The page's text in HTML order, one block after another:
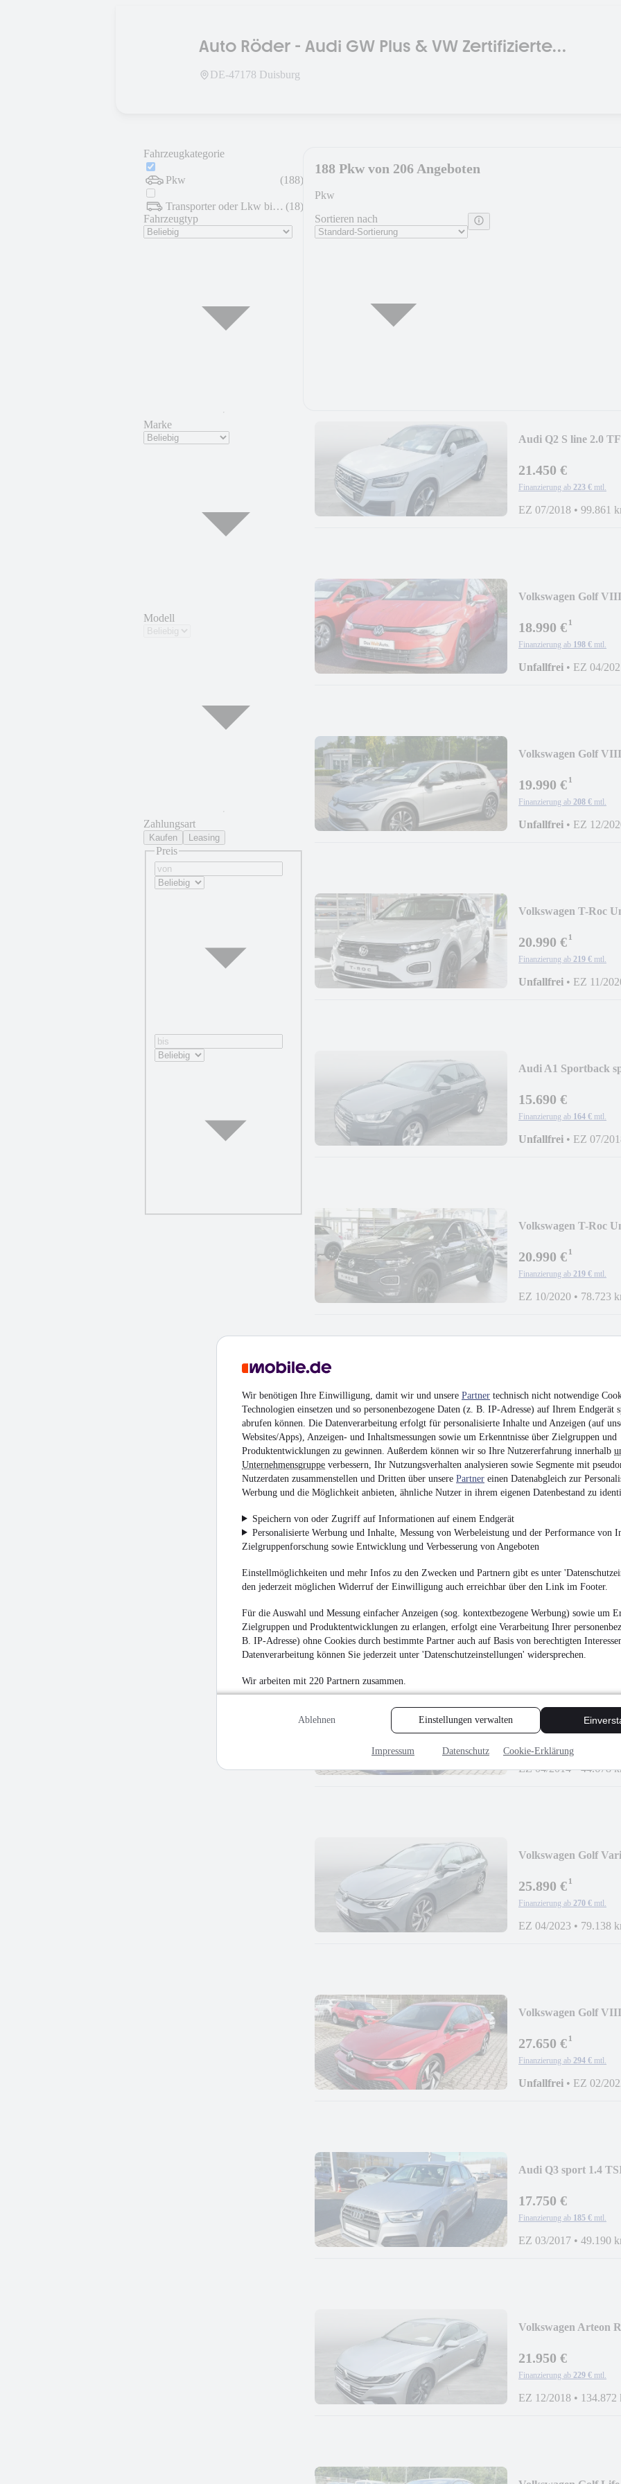
Wir benötigen Ihre Einwilligung, damit wir und unsere Partner technisch nicht notwendige
Technologien einsetzen und so personenbezogene Daten (z. B. IP-Adresse) auf Ihrem Endgerät
abrufen können. Die Datenverarbeitung erfolgt für personalisierte Inhalte und Anzeigen (auf
Websites/Apps), Anzeigen- und Inhaltsmessungen sowie um Erkenntnisse über Zielgruppen und
Produktentwicklungen zu gewinnen. Außerdem können wir so Ihre Nutzererfahrung innerhalb
Unternehmensgruppe verbessern, Ihr Nutzungsverhalten analysieren sowie Segmente mit
Nutzerdaten zusammenstellen und Dritten über unsere Partner einen Datenabgleich zur
Werbung und die Möglichkeit anbieten, ähnliche Nutzer in ihrem eigenen Datenbestand zu
Speichern von oder Zugriff auf Informationen auf einem Endgerät
Personalisierte Werbung und Inhalte, Messung von Werbeleistung und der Performance von
Zielgruppenforschung sowie Entwicklung und Verbesserung von Angeboten
Einstellmöglichkeiten und mehr Infos zu den Zwecken und Partnern gibt es unter
den jederzeit möglichen Widerruf der Einwilligung auch erreichbar über den Link im Footer.
Für die Auswahl und Messung einfacher Anzeigen (sog. kontextbezogene Werbung) sowie um
Zielgruppen und Produktentwicklungen zu erlangen, erfolgt eine Verarbeitung Ihrer
B. IP-Adresse) ohne Cookies durch bestimmte Partner auch auf Basis von berechtigten
Datenverarbeitung können Sie jederzeit unter 'Datenschutzeinstellungen' widersprechen.
Wir arbeiten mit 220 Partnern zusammen.
Ablehnen Einstellungen verwalten
Impressum Datenschutz Cookie-Erklärung
Auto Röder - Audi GW Plus & VW Zertifizierte
Gebrauchtwagen
DE-47178 Duisburg
Fahrzeugkategorie
Pkw (188)
Transporter oder Lkw bis 7,5 t (18)
Fahrzeugtyp
Marke
Modell
Zahlungsart
Kaufen Leasing
Preis
188 Pkw von 206 Angeboten
Pkw
Sortieren nach
Audi Q2 S line 2.0
21.450 €
Finanzierung ab 223 € mtl.
EZ 07/2018 • 99.861
Volkswagen Golf
18.990 €¹
Finanzierung ab 198 € mtl.
Unfallfrei • EZ 04/
Volkswagen Golf
19.990 €¹
Finanzierung ab 208 € mtl.
Unfallfrei • EZ 12/
Volkswagen T-Roc
20.990 €¹
Finanzierung ab 219 € mtl.
Unfallfrei • EZ 11/
Audi A1 Sportback
15.690 €
Finanzierung ab 164 € mtl.
Unfallfrei • EZ 07/
Volkswagen T-Roc
20.990 €¹
Finanzierung ab 219 € mtl.
EZ 10/2020 • 78.723
Volkswagen Golf
13.450 €
140 €
EZ 12/2017•65.335
Volkswagen Golf
26.750 €
Finanzierung ab 279 € mtl.
EZ 01/2023 •83.015
Audi TT Roadster
18.450 €
Finanzierung ab
EZ 04/2014•44.678
Volkswagen Golf
25.890 €¹
Finanzierung ab 270 € mtl.
EZ 04/2023 • 79.138
Volkswagen Golf
27.650 €¹
Finanzierung ab 294 € mtl.
Unfallfrei • EZ 02/
Audi Q3 sport 1.4
17.750 €
Finanzierung ab 185 € mtl.
EZ 03/2017 • 49.190
Volkswagen Arteon
21.950 €
Finanzierung ab 229 € mtl.
EZ 12/2018 • 134.872